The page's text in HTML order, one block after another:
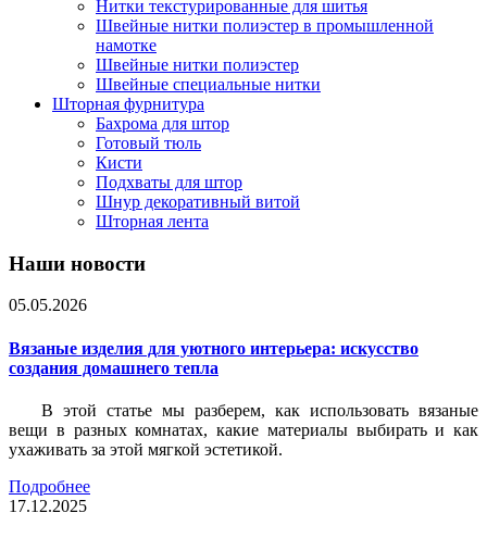
Нитки текстурированные для шитья
Швейные нитки полиэстер в промышленной
намотке
Швейные нитки полиэстер
Швейные специальные нитки
Шторная фурнитура
Бахрома для штор
Готовый тюль
Кисти
Подхваты для штор
Шнур декоративный витой
Шторная лента
Наши новости
05.05.2026
Вязаные изделия для уютного интерьера: искусство
создания домашнего тепла
В этой статье мы разберем, как использовать вязаные
вещи в разных комнатах, какие материалы выбирать и как
ухаживать за этой мягкой эстетикой.
Подробнее
17.12.2025